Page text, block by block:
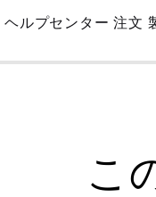
Skip
Main
ヘルプセンター 注文
こ